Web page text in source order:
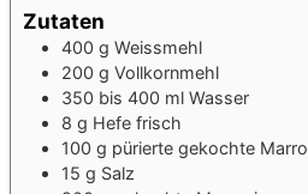
Zutaten
400 g Weissmehl
200 g Vollkornmehl
350 bis 400 ml Wasser
8 g Hefe frisch
100 g pürierte gekochte
15 g Salz